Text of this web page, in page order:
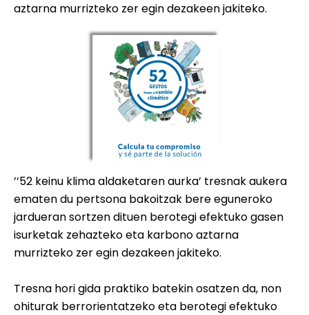
aztarna murrizteko zer egin dezakeen jakiteko.
’’52 keinu klima aldaketaren aurka’ tresnak aukera
ematen du pertsona bakoitzak bere eguneroko
jardueran sortzen dituen berotegi efektuko gasen
isurketak zehazteko eta karbono aztarna
murrizteko zer egin dezakeen jakiteko.
Tresna hori gida praktiko batekin osatzen da, non
ohiturak berrorientatzeko eta berotegi efektuko